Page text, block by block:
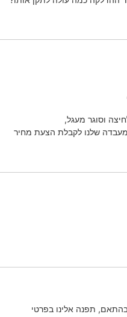
וסוגר מעגל,
תפנה אלינו בפרטי